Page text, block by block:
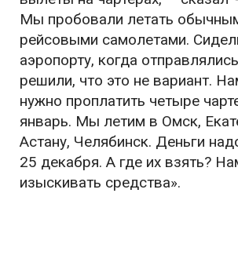
Мы пробовали летать
рейсовыми самолетами.
аэропорту, когда
решили, что это не вариант.
нужно проплатить четыре
январь. Мы летим в Омск,
Астану, Челябинск. Деньги
25 декабря. А где их взять?
изыскивать средства».